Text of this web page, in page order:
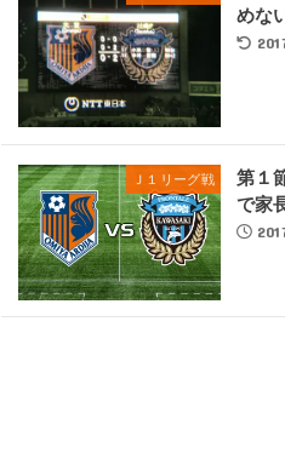
めな
Ｊ１リーグ戦
第１
で家